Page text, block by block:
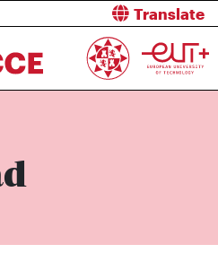
Translate